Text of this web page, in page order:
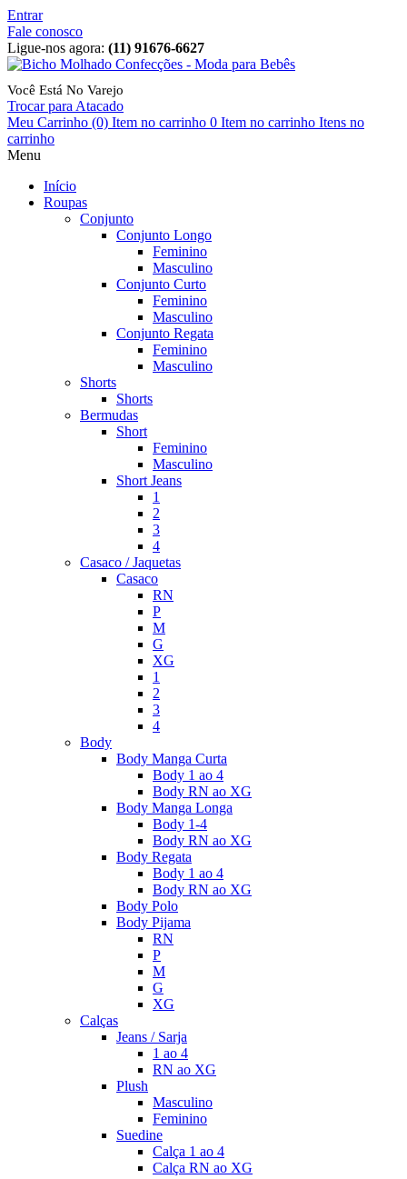
Entrar
Fale conosco
Ligue-nos agora: (11) 91676-6627
Você Está No Varejo
Trocar para Atacado
Meu Carrinho (0) Item no carrinho 0 Item no carrinho Itens no
carrinho
Menu
Início
Roupas
Conjunto
Conjunto Longo
Feminino
Masculino
Conjunto Curto
Feminino
Masculino
Conjunto Regata
Feminino
Masculino
Shorts
Shorts
Bermudas
Short
Feminino
Masculino
Short Jeans
1
2
3
4
Casaco / Jaquetas
Casaco
RN
P
M
G
XG
1
2
3
4
Body
Body Manga Curta
Body 1 ao 4
Body RN ao XG
Body Manga Longa
Body 1-4
Body RN ao XG
Body Regata
Body 1 ao 4
Body RN ao XG
Body Polo
Body Pijama
RN
P
M
G
XG
Calças
Jeans / Sarja
1 ao 4
RN ao XG
Plush
Masculino
Feminino
Suedine
Calça 1 ao 4
Calça RN ao XG